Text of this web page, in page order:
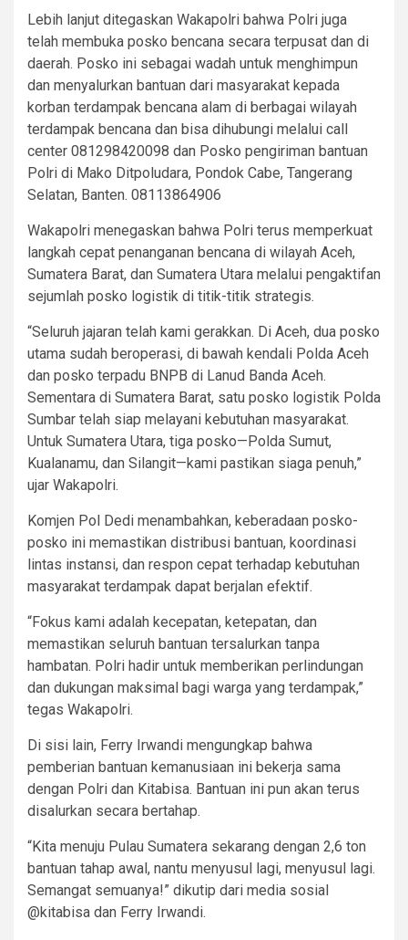
Lebih lanjut ditegaskan Wakapolri bahwa Polri juga
telah membuka posko bencana secara terpusat dan di
daerah. Posko ini sebagai wadah untuk menghimpun
dan menyalurkan bantuan dari masyarakat kepada
korban terdampak bencana alam di berbagai wilayah
terdampak bencana dan bisa dihubungi melalui call
center 081298420098 dan Posko pengiriman bantuan
Polri di Mako Ditpoludara, Pondok Cabe, Tangerang
Selatan, Banten. 08113864906
Wakapolri menegaskan bahwa Polri terus memperkuat
langkah cepat penanganan bencana di wilayah Aceh,
Sumatera Barat, dan Sumatera Utara melalui pengaktifan
sejumlah posko logistik di titik-titik strategis.
“Seluruh jajaran telah kami gerakkan. Di Aceh, dua posko
utama sudah beroperasi, di bawah kendali Polda Aceh
dan posko terpadu BNPB di Lanud Banda Aceh.
Sementara di Sumatera Barat, satu posko logistik Polda
Sumbar telah siap melayani kebutuhan masyarakat.
Untuk Sumatera Utara, tiga posko—Polda Sumut,
Kualanamu, dan Silangit—kami pastikan siaga penuh,”
ujar Wakapolri.
Komjen Pol Dedi menambahkan, keberadaan posko-
posko ini memastikan distribusi bantuan, koordinasi
lintas instansi, dan respon cepat terhadap kebutuhan
masyarakat terdampak dapat berjalan efektif.
“Fokus kami adalah kecepatan, ketepatan, dan
memastikan seluruh bantuan tersalurkan tanpa
hambatan. Polri hadir untuk memberikan perlindungan
dan dukungan maksimal bagi warga yang terdampak,”
tegas Wakapolri.
Di sisi lain, Ferry Irwandi mengungkap bahwa
pemberian bantuan kemanusiaan ini bekerja sama
dengan Polri dan Kitabisa. Bantuan ini pun akan terus
disalurkan secara bertahap.
“Kita menuju Pulau Sumatera sekarang dengan 2,6 ton
bantuan tahap awal, nantu menyusul lagi, menyusul lagi.
Semangat semuanya!” dikutip dari media sosial
@kitabisa dan Ferry Irwandi.